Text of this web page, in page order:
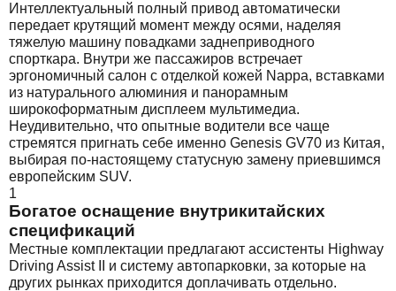
Интеллектуальный полный привод автоматически
передает крутящий момент между осями, наделяя
тяжелую машину повадками заднеприводного
спорткара. Внутри же пассажиров встречает
эргономичный салон с отделкой кожей Nappa, вставками
из натурального алюминия и панорамным
широкоформатным дисплеем мультимедиа.
Неудивительно, что опытные водители все чаще
стремятся пригнать себе именно Genesis GV70 из Китая,
выбирая по-настоящему статусную замену приевшимся
европейским SUV.
1
Богатое оснащение внутрикитайских
спецификаций
Местные комплектации предлагают ассистенты Highway
Driving Assist II и систему автопарковки, за которые на
других рынках приходится доплачивать отдельно.